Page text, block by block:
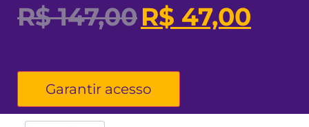
R$147,00R$ 47,00
Garantir acesso